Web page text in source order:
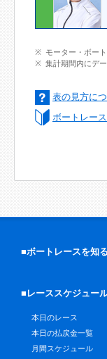
モーター・ボー
集計期間内にデ
表の見方に
ボートレー
■ボートレースを知
■レーススケジュー
本日のレース
本日の払戻金一覧
月間スケジュール